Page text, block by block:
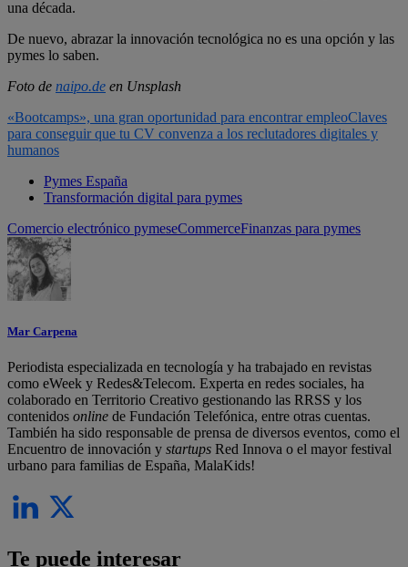
una década.
De nuevo, abrazar la innovación tecnológica no es una opción y las
pymes lo saben.
Foto de naipo.de en Unsplash
«Bootcamps», una gran oportunidad para encontrar empleoClaves
para conseguir que tu CV convenza a los reclutadores digitales y
humanos
Pymes España
Transformación digital para pymes
Comercio electrónico pymeseCommerceFinanzas para pymes
Mar Carpena
Periodista especializada en tecnología y ha trabajado en revistas
como eWeek y Redes&Telecom. Experta en redes sociales, ha
colaborado en Territorio Creativo gestionando las RRSS y los
contenidos online de Fundación Telefónica, entre otras cuentas.
También ha sido responsable de prensa de diversos eventos, como el
Encuentro de innovación y startups Red Innova o el mayor festival
urbano para familias de España, MalaKids!
Te puede interesar